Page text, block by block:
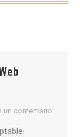
un comentario